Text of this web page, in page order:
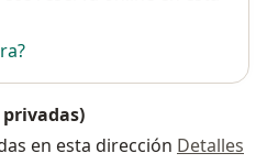
en esta dirección Detalles